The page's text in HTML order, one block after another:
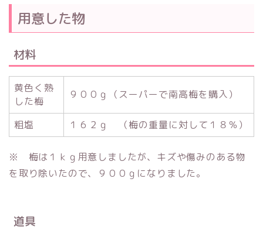
用意した物
材料
黄色く熟
した梅
９００ｇ（スーパーで南高梅を購入）
粗塩 １６２ｇ （梅の重量に対して１８％）
※ 梅は１ｋｇ用意しましたが、キズや傷みのある物
を取り除いたので、９００ｇになりました。
道具